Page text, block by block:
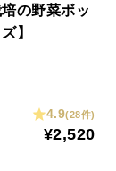
の野菜ボッ
】
4.9(28件)
¥2,520